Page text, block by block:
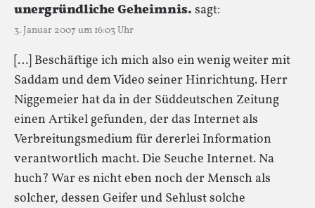
unergründliche Geheimnis. sagt:
3. Januar 2007 um 16:03 Uhr
[…] Beschäftige ich mich also ein wenig weiter mit
Saddam und dem Video seiner Hinrichtung. Herr
Niggemeier hat da in der Süddeutschen Zeitung
einen Artikel gefunden, der das Internet als
Verbreitungsmedium für dererlei Information
verantwortlich macht. Die Seuche Internet. Na
huch? War es nicht eben noch der Mensch als
solcher, dessen Geifer und Sehlust solche